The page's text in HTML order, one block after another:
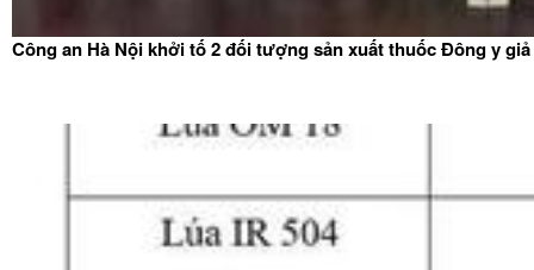
Công an Hà Nội khởi tố 2 đối tượng sản xuất thuốc Đông y giả